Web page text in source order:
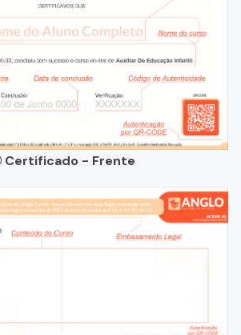
Certificado - Frente